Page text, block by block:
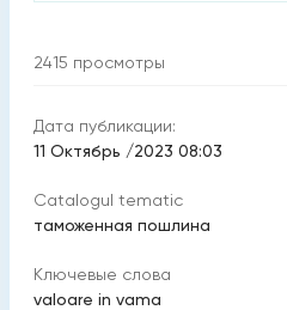
2415 просмотры
Дата публикации:
11 Октябрь /2023 08:03
Catalogul tematic
таможенная пошлина
Ключевые слова
valoare in vama